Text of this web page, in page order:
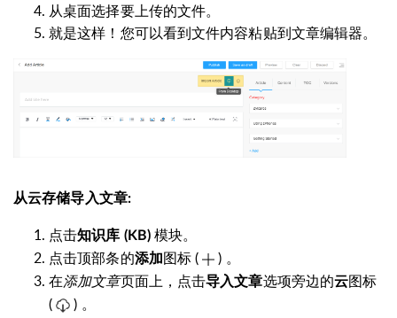
从桌面选择要上传的文件。
就是这样！您可以看到文件内容粘贴到文章编辑器。
从云存储导入文章:
点击知识库 (KB) 模块。
点击顶部条的添加图标(
) 。
在添加文章页面上，点击导入文章选项旁边的云图标
(
) 。